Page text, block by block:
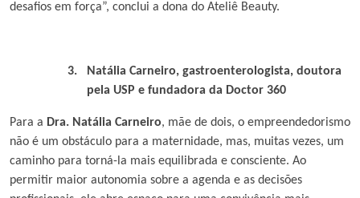
desafios em força”, conclui a dona do Ateliê Beauty.
3.
Natália Carneiro, gastroenterologista, doutora
pela USP e fundadora da Doctor 360
Para a Dra. Natália Carneiro, mãe de dois, o empreendedorismo
não é um obstáculo para a maternidade, mas, muitas vezes, um
caminho para torná-la mais equilibrada e consciente. Ao
permitir maior autonomia sobre a agenda e as decisões